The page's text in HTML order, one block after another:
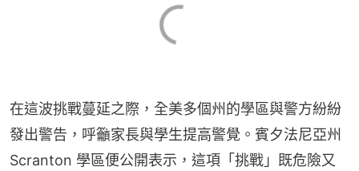
在這波挑戰蔓延之際，全美多個州的學區與警方紛紛
發出警告，呼籲家長與學生提高警覺。賓夕法尼亞州
Scranton 學區便公開表示，這項「挑戰」既危險又